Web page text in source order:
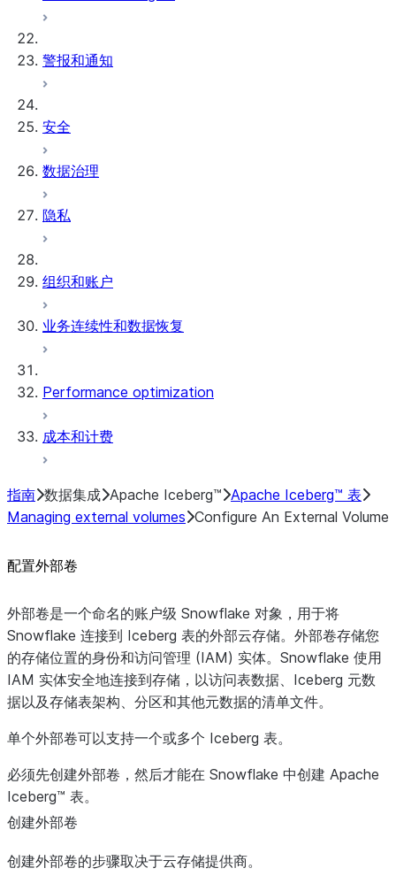
警报和通知
安全
数据治理
隐私
组织和账户
业务连续性和数据恢复
Performance optimization
成本和计费
指南 数据集成 Apache Iceberg™ Apache Iceberg™ 表
Managing external volumes Configure An External Volume
配置外部卷
外部卷是一个命名的账户级 Snowflake 对象，用于将
Snowflake 连接到 Iceberg 表的外部云存储。外部卷存储您
的存储位置的身份和访问管理 (IAM) 实体。Snowflake 使用
IAM 实体安全地连接到存储，以访问表数据、Iceberg 元数
据以及存储表架构、分区和其他元数据的清单文件。
单个外部卷可以支持一个或多个 Iceberg 表。
必须先创建外部卷，然后才能在 Snowflake 中创建 Apache
Iceberg™ 表。
创建外部卷
创建外部卷的步骤取决于云存储提供商。